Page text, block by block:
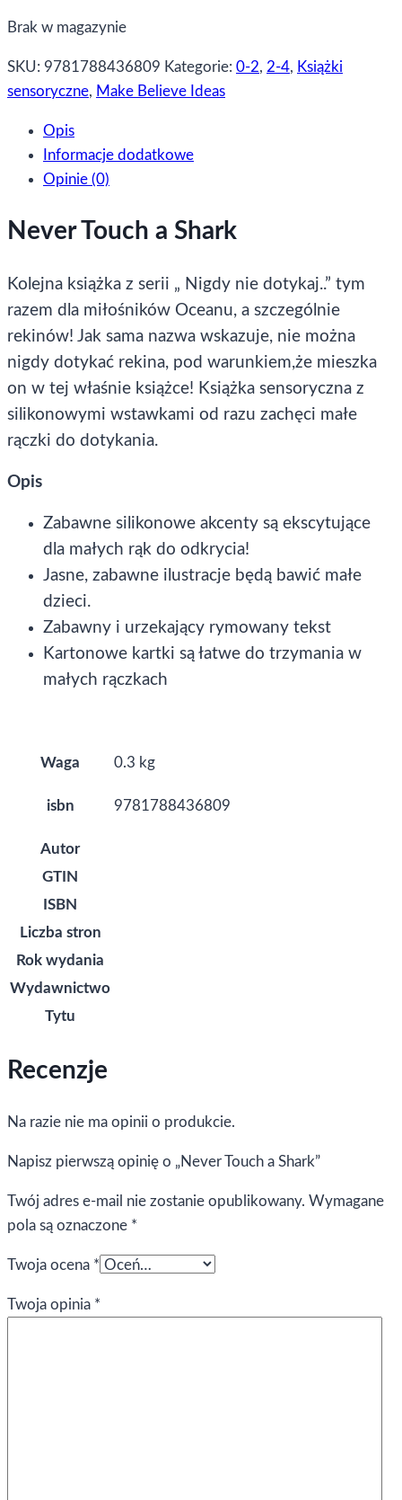
Brak w magazynie
SKU: 9781788436809 Kategorie: 0-2, 2-4, Książki
sensoryczne, Make Believe Ideas
Opis
Informacje dodatkowe
Opinie (0)
Never Touch a Shark
Kolejna książka z serii „ Nigdy nie dotykaj..” tym
razem dla miłośników Oceanu, a szczególnie
rekinów! Jak sama nazwa wskazuje, nie można
nigdy dotykać rekina, pod warunkiem,że mieszka
on w tej właśnie książce! Książka sensoryczna z
silikonowymi wstawkami od razu zachęci małe
rączki do dotykania.
Opis
Zabawne silikonowe akcenty są ekscytujące
dla małych rąk do odkrycia!
Jasne, zabawne ilustracje będą bawić małe
dzieci.
Zabawny i urzekający rymowany tekst
Kartonowe kartki są łatwe do trzymania w
małych rączkach
Waga 0.3 kg
isbn 9781788436809
Autor
GTIN
ISBN
Liczba stron
Rok wydania
Wydawnictwo
Tytu
Recenzje
Na razie nie ma opinii o produkcie.
Napisz pierwszą opinię o „Never Touch a Shark”
Twój adres e-mail nie zostanie opublikowany. Wymagane
pola są oznaczone *
Twoja ocena *
Twoja opinia *